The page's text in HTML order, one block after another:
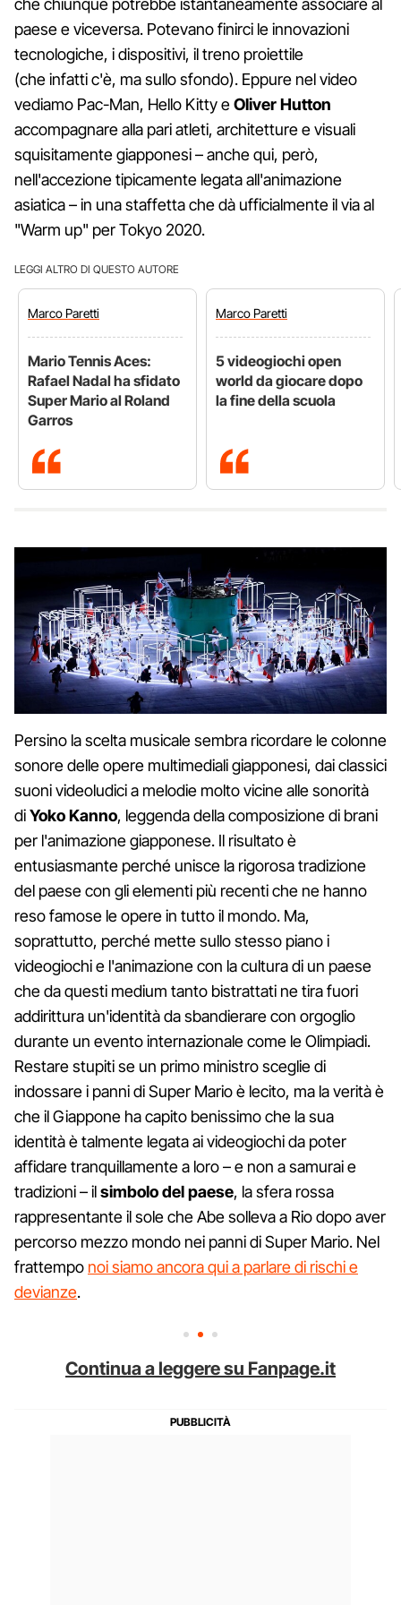
che chiunque potrebbe istantaneamente associare al
paese e viceversa. Potevano finirci le innovazioni
tecnologiche, i dispositivi, il treno proiettile
(che infatti c'è, ma sullo sfondo). Eppure nel video
vediamo Pac-Man, Hello Kitty eOliver Hutton
accompagnare alla pari atleti, architetture e visuali
squisitamente giapponesi – anche qui, però,
nell'accezione tipicamente legata all'animazione
asiatica – in una staffetta che dà ufficialmente il via al
"Warm up" per Tokyo 2020.
LEGGI ALTRO DI QUESTO AUTORE
MarcoParetti
Mario Tennis Aces:
Rafael Nadal ha sfidato
Super Mario al Roland
Garros
MarcoParetti
5 videogiochi open
world da giocare dopo
la fine della scuola
Persino la scelta musicale sembra ricordare le colonne
sonore delle opere multimediali giapponesi, dai classici
suoni videoludici a melodie molto vicine alle sonorità
diYoko Kanno, leggenda della composizione di brani
per l'animazione giapponese. Il risultato è
entusiasmante perché unisce la rigorosa tradizione
del paese con gli elementi più recenti che ne hanno
reso famose le opere in tutto il mondo. Ma,
soprattutto, perché mette sullo stesso piano i
videogiochi e l'animazione con la cultura di un paese
che da questi medium tanto bistrattati ne tira fuori
addirittura un'identità da sbandierare con orgoglio
durante un evento internazionale come le Olimpiadi.
Restare stupiti se un primo ministro sceglie di
indossare i panni di Super Mario è lecito, ma la verità è
che il Giappone ha capito benissimo che la sua
identità è talmente legata ai videogiochi da poter
affidare tranquillamente a loro – e non a samurai e
tradizioni – ilsimbolo del paese, la sfera rossa
rappresentante il sole che Abe solleva a Rio dopo aver
percorso mezzo mondo nei panni di Super Mario. Nel
frattempo noi siamo ancora qui a parlare di rischi e
devianze.
Continua a leggere su Fanpage.it